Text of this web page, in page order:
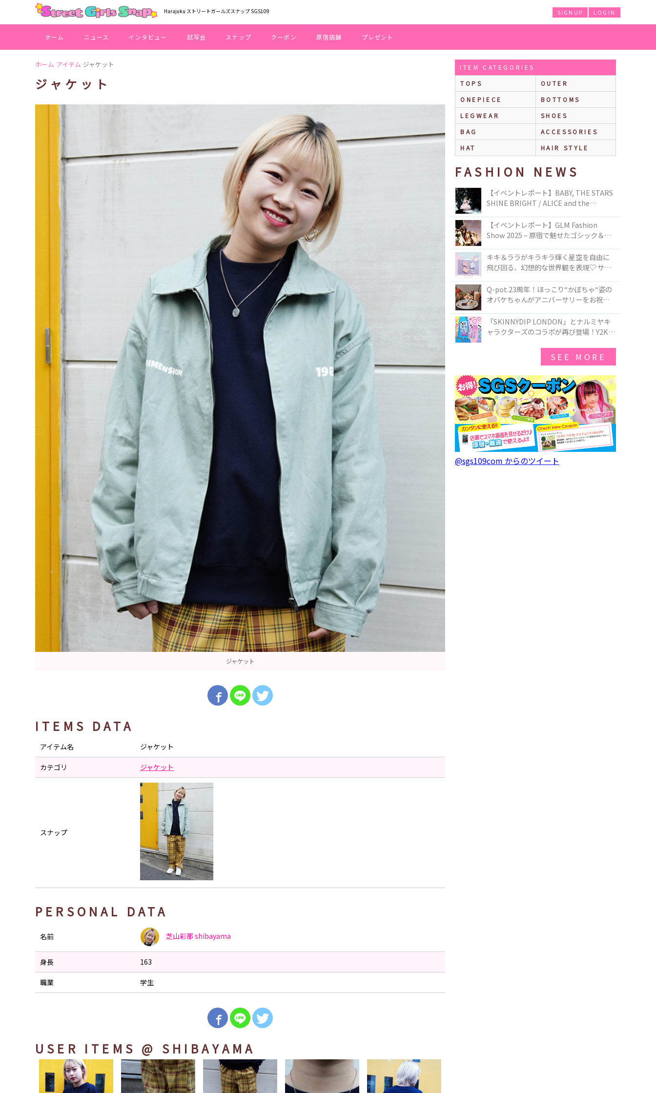
Harajuku ストリートガールズスナップ SGS109 LOGIN
SIGNUP
ホーム ニュース インタビュー 試写会 スナップ クーポン 原宿店舗 プレゼント
ホーム アイテム ジャケット
ジャケット
ジャケット
ITEMS DATA
アイテム名 ジャケット
カテゴリ ジャケット
スナップ
PERSONAL DATA
名前 芝山彩那 shibayama
身長 163
職業 学生
USER ITEMS @ SHIBAYAMA
ITEM CATEGORIES
TOPS
OUTER
ONEPIECE
BOTTOMS
LEGWEAR
SHOES
BAG
ACCESSORIES
HAT
HAIR STYLE
FASHION NEWS
【イベントレポート】BABY, THE STARS
SHINE BRIGHT / ALICE and the
TOKYO
【イベントレポート】GLM Fashion
Show 2025 – 原宿で魅せたゴシック＆ロ
キキ＆ララがキラキラ輝く星空を自由に
飛び回る、幻想的な世界観を表現♡ サマ
50周年アニバーサリーイヤー』を記念し
たコレクションが登場
Q-pot.23周年！ほっこり“かぼちゃ“姿の
オバケちゃんがアニバーサリーをお祝い
ー」が新発売！Q-pot CAFE.では「かぼち
ゃのオバケーキプレート」も登場
「SKINNYDIP LONDON」とナルミヤキ
ャラクターズのコラボが再び登場！Y2Kム
SEE MORE
@sgs109com からのツイート